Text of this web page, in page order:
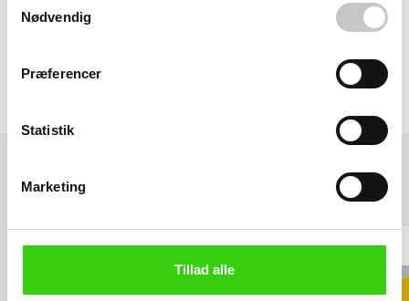
Nødvendig
Præferencer
Statistik
Marketing
Tillad alle
Specifikationer
Relaterede varer